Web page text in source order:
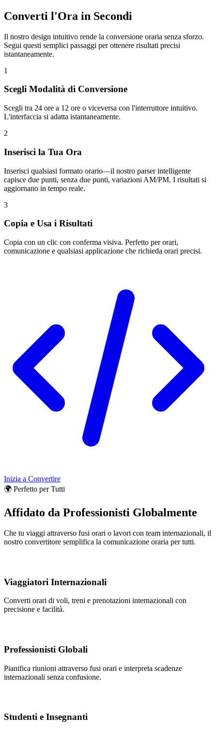
Converti l'Ora in Secondi
Il nostro design intuitivo rende la conversione oraria senza sforzo.
Segui questi semplici passaggi per ottenere risultati precisi
istantaneamente.
1
Scegli Modalità di Conversione
Scegli tra 24 ore a 12 ore o viceversa con l'interruttore intuitivo.
L'interfaccia si adatta istantaneamente.
2
Inserisci la Tua Ora
Inserisci qualsiasi formato orario—il nostro parser intelligente
capisce due punti, senza due punti, variazioni AM/PM. I risultati si
aggiornano in tempo reale.
3
Copia e Usa i Risultati
Copia con un clic con conferma visiva. Perfetto per orari,
comunicazione e qualsiasi applicazione che richieda orari precisi.
Inizia a Convertire
🌍 Perfetto per Tutti
Affidato da Professionisti Globalmente
Che tu viaggi attraverso fusi orari o lavori con team internazionali, il
nostro convertitore semplifica la comunicazione oraria per tutti.
Viaggiatori Internazionali
Converti orari di voli, treni e prenotazioni internazionali con
precisione e facilità.
Professionisti Globali
Pianifica riunioni attraverso fusi orari e interpreta scadenze
internazionali senza confusione.
Studenti e Insegnanti